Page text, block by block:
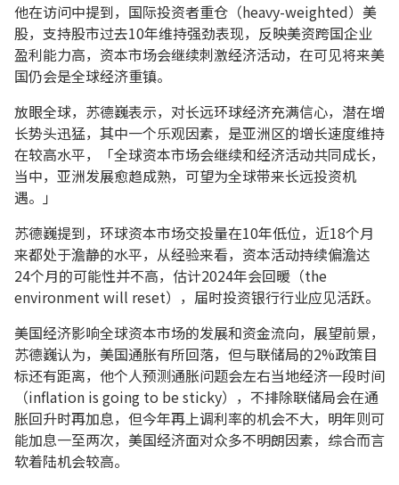
他在访问中提到，国际投资者重仓（heavy-weighted）美
股，支持股市过去10年维持强劲表现，反映美资跨国企业
盈利能力高，资本市场会继续刺激经济活动，在可见将来美
国仍会是全球经济重镇。
放眼全球，苏德巍表示，对长远环球经济充满信心，潜在增
长势头迅猛，其中一个乐观因素，是亚洲区的增长速度维持
在较高水平，「全球资本市场会继续和经济活动共同成长，
当中，亚洲发展愈趋成熟，可望为全球带来长远投资机
遇。」
苏德巍提到，环球资本市场交投量在10年低位，近18个月
来都处于澹静的水平，从经验来看，资本活动持续偏澹达
24个月的可能性并不高，估计2024年会回暖（the
environment will reset），届时投资银行行业应见活跃。
美国经济影响全球资本市场的发展和资金流向，展望前景，
苏德巍认为，美国通胀有所回落，但与联储局的2%政策目
标还有距离，他个人预测通胀问题会左右当地经济一段时间
（inflation is going to be sticky），不排除联储局会在通
胀回升时再加息，但今年再上调利率的机会不大，明年则可
能加息一至两次，美国经济面对众多不明朗因素，综合而言
软着陆机会较高。